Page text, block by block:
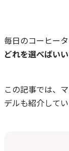
毎日のコーヒー
どれを選べばい
この記事では、
デルも紹介して